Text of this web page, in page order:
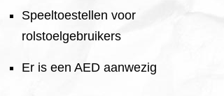
Speeltoestellen voor
rolstoelgebruikers
Er is een AED aanwezig